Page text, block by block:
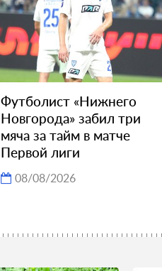
Футболист «Нижнего
Новгорода» забил три
мяча за тайм в матче
Первой лиги
08/08/2026